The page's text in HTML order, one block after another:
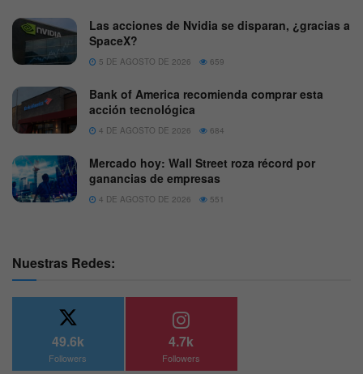
Las acciones de Nvidia se disparan, ¿gracias a
SpaceX?
5 DE AGOSTO DE 2026 659
Bank of America recomienda comprar esta
acción tecnológica
4 DE AGOSTO DE 2026 684
Mercado hoy: Wall Street roza récord por
ganancias de empresas
4 DE AGOSTO DE 2026 551
Nuestras Redes:
49.6k
Followers
4.7k
Followers